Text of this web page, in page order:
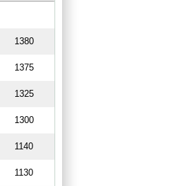
1380
1375
1325
1300
1140
1130